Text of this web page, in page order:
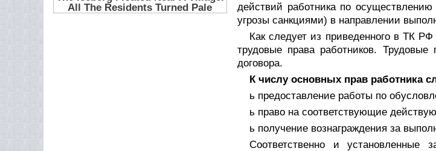
действий работника по
угрозы санкциями) в направлении
Как следует из приведенного в ТК
трудовые права работников.
договора.
К числу основных прав работника
ь предоставление работы по
ь право на соответствующие
ь получение вознаграждения за
Соответственно и установленные